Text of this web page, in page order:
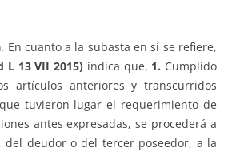
. En cuanto a la subasta en sí se refiere,
L 13 VII 2015) indica que, 1. Cumplido
artículos anteriores y transcurridos
tuvieron lugar el requerimiento de
antes expresadas, se procederá a
del deudor o del tercer poseedor, a la